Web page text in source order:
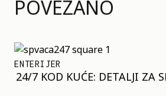
POVEZANO
ENTERIJER
24/7 KOD KUĆE: DETALJI ZA